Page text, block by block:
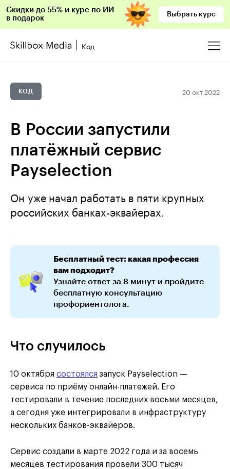
Скидки до 55% и курс по ИИ
в подарок
Выбрать курс
Код
КОД 20 окт 2022
В России запустили
платёжный сервис
Payselection
Он уже начал работать в пяти крупных
российских банках-эквайерах.
Бесплатный тест: какая профессия
вам подходит?
Узнайте ответ за 8 минут и пройдите
бесплатную консультацию
профориентолога.
Что случилось
10 октября состоялся запуск Payselection —
сервиса по приёму онлайн-платежей. Его
тестировали в течение последних восьми месяцев,
а сегодня уже интегрировали в инфраструктуру
нескольких банков-эквайеров.
Сервис создали в марте 2022 года и за восемь
месяцев тестирования провели 300 тысяч